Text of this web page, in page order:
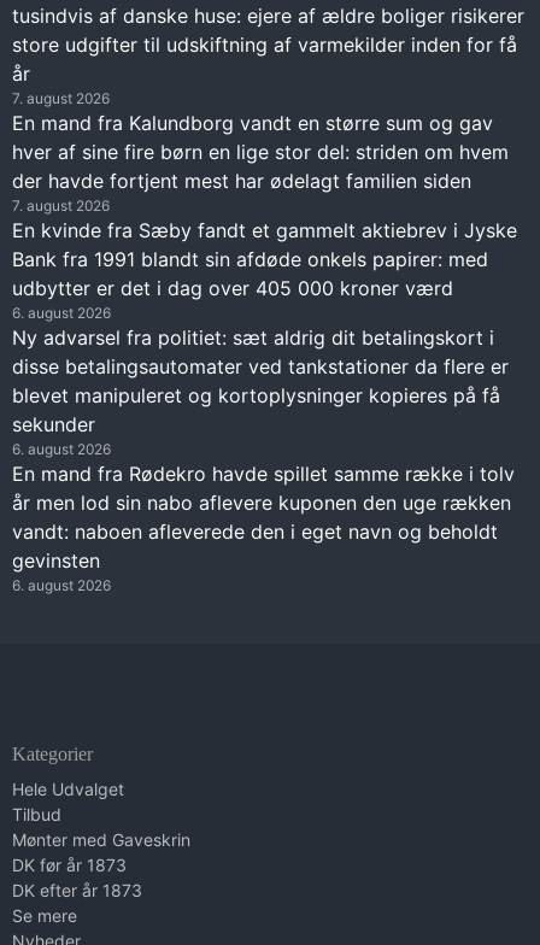
tusindvis af danske huse: ejere af ældre boliger risikerer
store udgifter til udskiftning af varmekilder inden for få
år
7. august 2026
En mand fra Kalundborg vandt en større sum og gav
hver af sine fire børn en lige stor del: striden om hvem
der havde fortjent mest har ødelagt familien siden
7. august 2026
En kvinde fra Sæby fandt et gammelt aktiebrev i Jyske
Bank fra 1991 blandt sin afdøde onkels papirer: med
udbytter er det i dag over 405 000 kroner værd
6. august 2026
Ny advarsel fra politiet: sæt aldrig dit betalingskort i
disse betalingsautomater ved tankstationer da flere er
blevet manipuleret og kortoplysninger kopieres på få
sekunder
6. august 2026
En mand fra Rødekro havde spillet samme række i tolv
år men lod sin nabo aflevere kuponen den uge rækken
vandt: naboen afleverede den i eget navn og beholdt
gevinsten
6. august 2026
Kategorier
Hele Udvalget
Tilbud
Mønter med Gaveskrin
DK før år 1873
DK efter år 1873
Se mere